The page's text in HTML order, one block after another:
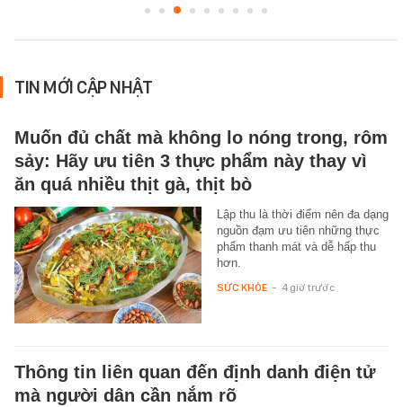
TIN MỚI CẬP NHẬT
Muốn đủ chất mà không lo nóng trong, rôm
sảy: Hãy ưu tiên 3 thực phẩm này thay vì
ăn quá nhiều thịt gà, thịt bò
Lập thu là thời điểm nên đa dạng
nguồn đạm ưu tiên những thực
phẩm thanh mát và dễ hấp thu
hơn.
SỨC KHỎE - 4 giờ trước
Thông tin liên quan đến định danh điện tử
mà người dân cần nắm rõ